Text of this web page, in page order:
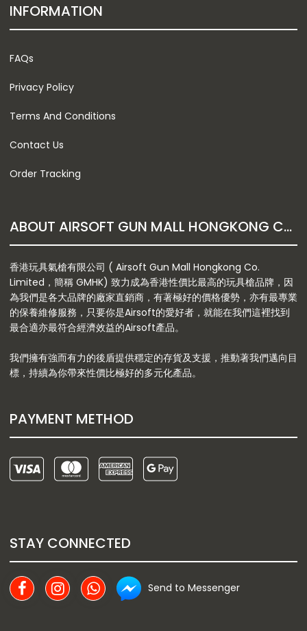
INFORMATION
FAQs
Privacy Policy
Terms And Conditions
Contact Us
Order Tracking
ABOUT AIRSOFT GUN MALL HONGKONG CO. LTD
香港玩具氣槍有限公司 ( Airsoft Gun Mall Hongkong Co.
Limited，簡稱 GMHK) 致力成為香港性價比最高的玩具槍品牌，因
為我們是各大品牌的廠家直銷商，有著極好的價格優勢，亦有最專業
的保養維修服務，只要你是Airsoft的愛好者，就能在我們這裡找到
最合適亦最符合經濟效益的Airsoft產品。
我們擁有強而有力的後盾提供穩定的存貨及支援，推動著我們邁向目
標，持續為你帶來性價比極好的多元化產品。
PAYMENT METHOD
STAY CONNECTED
Send to Messenger